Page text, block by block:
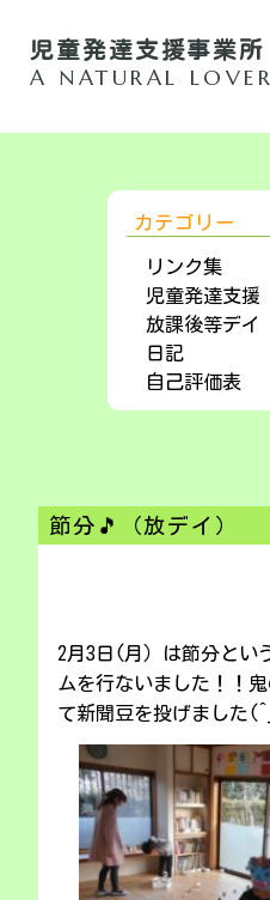
児童発達支援事業
A NATURAL
節分🎵（放デイ）
2月3日(月）は節分とい
ムを行ないました！！
て新聞豆を投げました
カテゴリー
リンク集
児童発達支援
放課後等デイ
日記
自己評価表